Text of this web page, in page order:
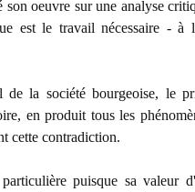
oeuvre sur une analyse
est le travail nécessaire - à
de la société bourgeoise, le
en produit tous les
cette contradiction.
puisque sa valeur